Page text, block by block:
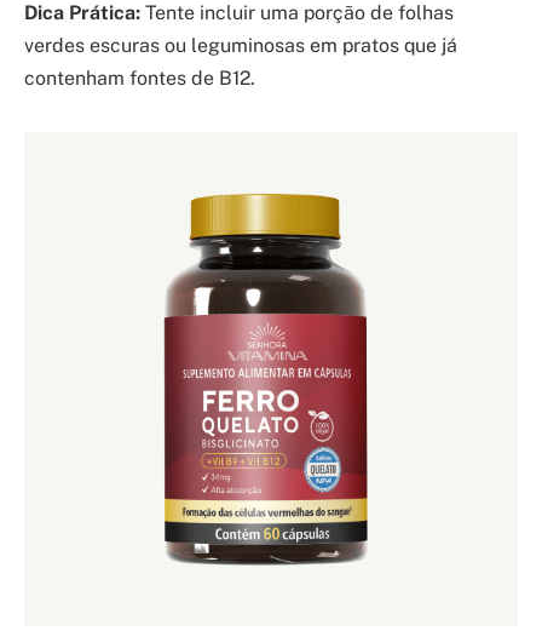
Dica Prática: Tente incluir uma porção de folhas
verdes escuras ou leguminosas em pratos que já
contenham fontes de B12.